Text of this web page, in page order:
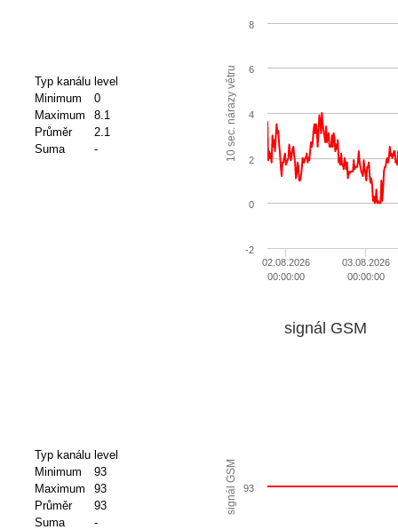
Typ kanálu level
Minimum
0
Maximum
8.1
Průměr
2.1
Suma
- 10 sec. nárazy větru
02.08.2026
00:00:00
03.08.2026
00:00:00
-2
0
2
4
6
8
Typ kanálu level
Minimum
93
Maximum
93
Průměr
93
Suma
-
signál GSM
signál GSM
93